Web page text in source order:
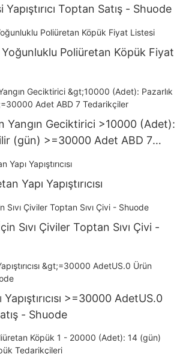
Toptan Satış - Shuode
Poliüretan Köpük Fiyat
Yangın Geciktirici >10000 (Adet):
(gün) >=30000 Adet ABD 7
Yapı Yapıştırıcısı
Sıvı Çiviler Toptan Sıvı Çivi -
>=30000 AdetUS.0
- Shuode